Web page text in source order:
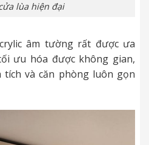
lùa hiện đại
âm tường rất được ưa
ưu hóa được không gian,
và căn phòng luôn gọn